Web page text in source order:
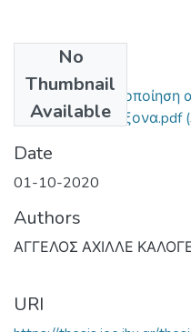
No
Thumbnail
Available
Σχεδίαση και υλοποίηση
κατακόρυφου άξονα.pdf
Date
01-10-2020
Authors
ΑΓΓΕΛΟΣ ΑΧΙΛΛΕ
URI